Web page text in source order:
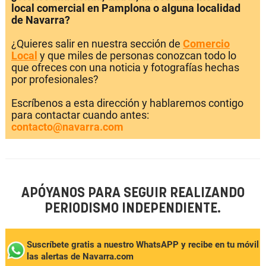
local comercial en Pamplona o alguna localidad
de Navarra?
¿Quieres salir en nuestra sección de Comercio
Local y que miles de personas conozcan todo lo
que ofreces con una noticia y fotografías hechas
por profesionales?
Escríbenos a esta dirección y hablaremos contigo
para contactar cuando antes:
contacto@navarra.com
APÓYANOS PARA SEGUIR REALIZANDO
PERIODISMO INDEPENDIENTE.
Suscríbete gratis a nuestro WhatsAPP y recibe en tu móvil
las alertas de Navarra.com